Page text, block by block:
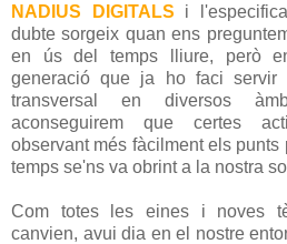
NADIUS DIGITALS i
dubte sorgeix quan ens
en ús del temps lliure, però
generació que ja ho faci servir
transversal en diversos
aconseguirem que certes
observant més fàcilment els
temps se'ns va obrint a la nostra
Com totes les eines i noves
canvien, avui dia en el nostre